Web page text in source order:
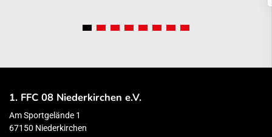
1. FFC 08 Niederkirchen e.V.
Am Sportgelände 1
67150 Niederkirchen